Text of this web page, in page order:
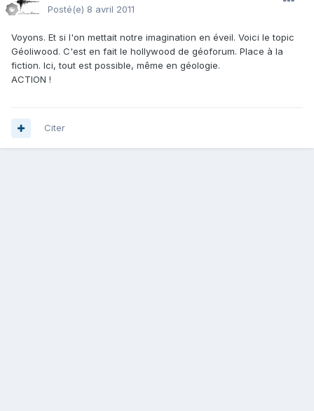
Posté(e) 8 avril 2011
Voyons. Et si l'on mettait notre imagination en éveil. Voici le topic
Géoliwood. C'est en fait le hollywood de géoforum. Place à la
fiction. Ici, tout est possible, même en géologie.
ACTION !
Citer